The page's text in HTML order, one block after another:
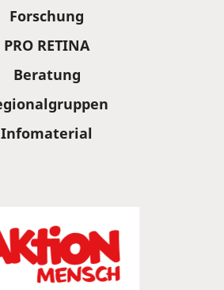
Forschung
PRO RETINA
Beratung
Infomaterial